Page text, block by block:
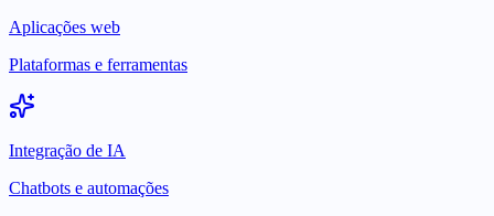
Aplicações web
Plataformas e ferramentas
Integração de IA
Chatbots e automações